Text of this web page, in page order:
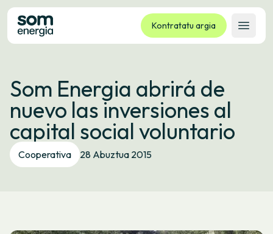
Kontratatu argia
Ireki
Tarifak
Zerbitzuak
Enpresak
Kooperatiba
Kontaktua
Som Energia abrirá de
nuevo las inversiones al
capital social voluntario
Cooperativa 28 Abuztua 2015